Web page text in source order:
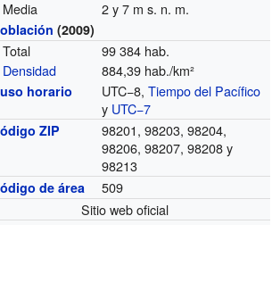
Media 2 y 7 m s. n. m.
(2009)
Total
99 384 hab.
Densidad 884,39 hab./km²
horario UTC−8,Tiempo del Pacífico
y UTC−7
ZIP
98201, 98203, 98204,
98206, 98207, 98208 y
98213
de área
509
Sitio web oficial